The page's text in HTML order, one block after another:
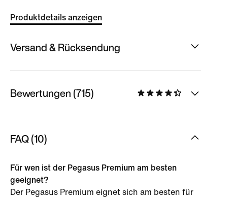
Produktdetails anzeigen
Versand & Rücksendung
Bewertungen (715)
FAQ (10)
Für wen ist der Pegasus Premium am besten
geeignet?
Der Pegasus Premium eignet sich am besten für